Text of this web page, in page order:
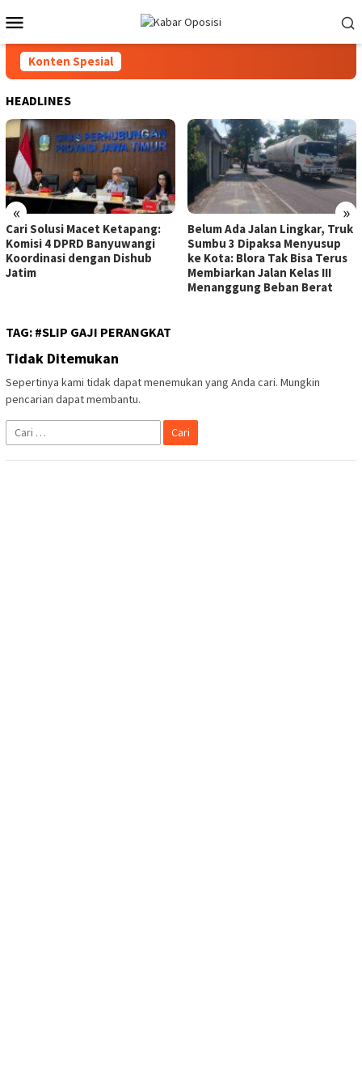
ke
kontenMobile
Konten Spesial
HEADLINES
« »
Cari Solusi Macet Ketapang:
Komisi 4 DPRD Banyuwangi
Koordinasi dengan Dishub
Jatim
Belum Ada Jalan Lingkar, Truk
Sumbu 3 Dipaksa Menyusup
ke Kota: Blora Tak Bisa Terus
Membiarkan Jalan Kelas III
Menanggung Beban Berat
TAG: #SLIP GAJI PERANGKAT
Tidak Ditemukan
Sepertinya kami tidak dapat menemukan yang Anda cari. Mungkin
pencarian dapat membantu.
Cari
untuk: